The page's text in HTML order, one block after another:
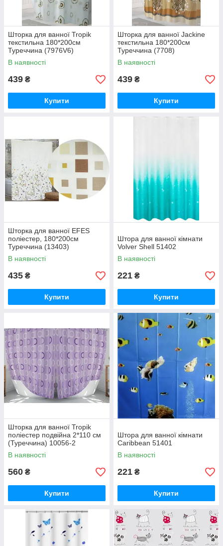
Шторка для ванної Tropik
текстильна 180*200см
Туреччина (7976V6)
В наявності
439 ₴
Купити
Шторка для ванної Jackine
текстильна 180*200см
Туреччина (7708)
В наявності
439 ₴
Купити
Шторка для ванної EFES
поліестер, 180*200см
Туреччина (13403)
В наявності
435 ₴
Купити
Штора для ванної кімнати
Volver Shell 51402
В наявності
221 ₴
Купити
Шторка для ванної Tropik
поліестер подвійна 2*110 см
(Туреччина) 10056-2
В наявності
560 ₴
Купити
Штора для ванної кімнати
Caribbean 51401
В наявності
221 ₴
Купити